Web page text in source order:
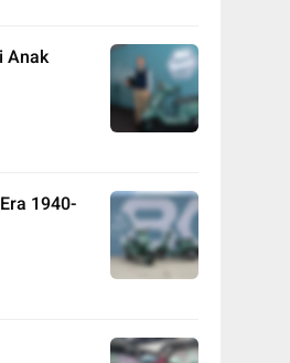
Anak
1940-